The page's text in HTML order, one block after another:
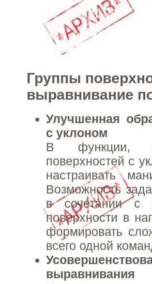
Группы
выравнивание
Улучшенная
с уклоном
В функции,
поверхностей с
настраивать
Возможность
в сочетании с
поверхности в
формировать
всего одной
выравнивания